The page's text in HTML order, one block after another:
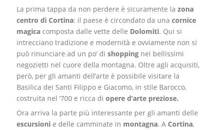
La prima tappa da non perdere è sicuramente lazona
centro di Cortina: il paese è circondato da una cornice
magica composta dalle vette delle Dolomiti. Qui si
intrecciano tradizione e modernità e ovviamente non si
può rinunciare ad un po’ dishopping nei bellissimi
negozietti nel cuore della montagna. Oltre agli acquisiti,
però, per gli amanti dell’arte è possibile visitare la
Basilica dei Santi Filippo e Giacomo, in stile Barocco,
costruita nel ‘700 e ricca di opere d’arte preziose.
Ora arriva la parte più interessante per gli amanti delle
escursioni e delle camminate in montagna. A Cortina,